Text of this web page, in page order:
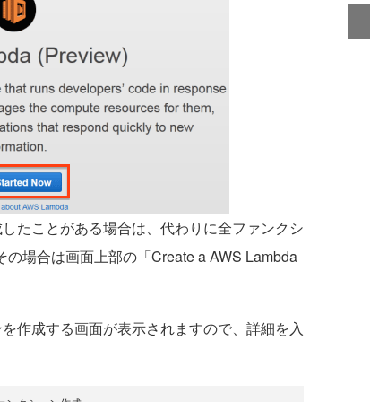
たことがある場合は、代わりに全ファンクシ
場合は画面上部の「Create a AWS Lambda
作成する画面が表示されますので、詳細を入